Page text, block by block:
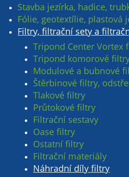
Stavba jezírka, hadice,
Fólie, geotextílie, plastová
Filtry, filtrační sety a
Tripond Center Vortex
Tripond komorové
Modulové a bubnové
Štěrbinové filtry,
Tlakové filtry
Průtokové filtry
Filtrační sestavy
Oase filtry
Ostatní filtry
Filtrační materiály
Náhradní díly filtry